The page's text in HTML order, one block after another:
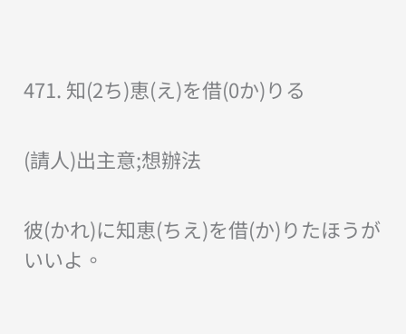
471. 知(2ち)恵(え)を借(0か)りる
(請人)出主意;想辦法
彼(かれ)に知恵(ちえ)を借(か)りたほうが
いいよ。